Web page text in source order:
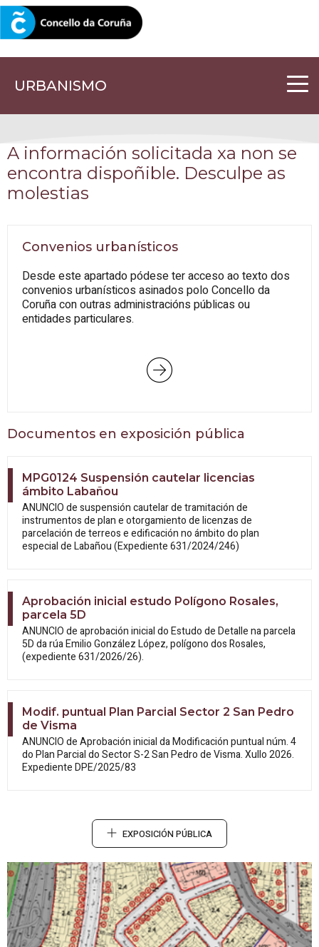
URBANISMO
CORUNA.GAL
A información solicitada xa non se
encontra dispoñible. Desculpe as
molestias
Convenios urbanísticos
Desde este apartado pódese ter acceso ao texto dos
convenios urbanísticos asinados polo Concello da
Coruña con outras administracións públicas ou
entidades particulares.
Documentos en exposición pública
MPG0124 Suspensión cautelar licencias
ámbito Labañou
ANUNCIO de suspensión cautelar de tramitación de
instrumentos de plan e otorgamiento de licenzas de
parcelación de terreos e edificación no ámbito do plan
especial de Labañou (Expediente 631/2024/246)
Aprobación inicial estudo Polígono Rosales,
parcela 5D
ANUNCIO de aprobación inicial do Estudode Detalle na parcela
5D da rúa Emilio González López, polígono dos Rosales,
(expediente 631/2026/26).
Modif. puntual Plan Parcial Sector 2 San Pedro
de Visma
ANUNCIO de Aprobación inicial daModificación puntual núm. 4
do Plan Parcial do Sector S-2 San Pedro de Visma. Xullo 2026.
Expediente DPE/2025/83
EXPOSICIÓN PÚBLICA